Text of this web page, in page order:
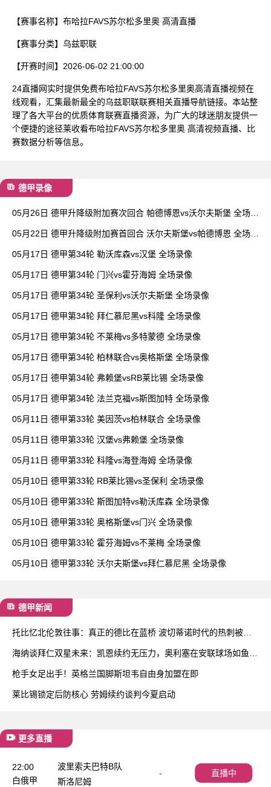
【赛事名称】 布哈拉FAVS苏尔松多里奥 高清直播
【赛事分类】 乌兹职联
【开赛时间】 2026-06-02 21:00:00
24直播网实时提供免费布哈拉FAVS苏尔松多里奥高清直播视频在
线观看，汇集最新最全的乌兹职联联赛相关直播导航链接。本站整
理了各大平台的优质体育联赛直播资源，为广大的球迷朋友提供一
个便捷的途径莱收看布哈拉FAVS苏尔松多里奥 高清视频直播、比
赛数据分析等信息。
德甲录像
05月26日 德甲升降级附加赛次回合 帕德博恩vs沃尔夫斯堡 全场录
05月22日 德甲升降级附加赛首回合 沃尔夫斯堡vs帕德博恩 全场录
05月17日 德甲第34轮 勒沃库森vs汉堡 全场录像
05月17日 德甲第34轮 门兴vs霍芬海姆 全场录像
05月17日 德甲第34轮 圣保利vs沃尔夫斯堡 全场录像
05月17日 德甲第34轮 拜仁慕尼黑vs科隆 全场录像
05月17日 德甲第34轮 不莱梅vs多特蒙德 全场录像
05月17日 德甲第34轮 柏林联合vs奥格斯堡 全场录像
05月17日 德甲第34轮 弗赖堡vsRB莱比锡 全场录像
05月17日 德甲第34轮 法兰克福vs斯图加特 全场录像
05月11日 德甲第33轮 美因茨vs柏林联合 全场录像
05月11日 德甲第33轮 汉堡vs弗赖堡 全场录像
05月11日 德甲第33轮 科隆vs海登海姆 全场录像
05月10日 德甲第33轮 RB莱比锡vs圣保利 全场录像
05月10日 德甲第33轮 斯图加特vs勒沃库森 全场录像
05月10日 德甲第33轮 奥格斯堡vs门兴 全场录像
05月10日 德甲第33轮 霍芬海姆vs不莱梅 全场录像
05月10日 德甲第33轮 沃尔夫斯堡vs拜仁慕尼黑 全场录像
德甲新闻
托比忆北伦敦往事：真正的德比在蓝桥 波切蒂诺时代的热刺被低
海纳谈拜仁双星未来：凯恩续约无压力，奥利塞在安联球场如鱼得
枪手女足出手！英格兰国脚斯坦韦自由身加盟在即
莱比锡锁定后防核心 劳姆续约谈判今夏启动
更多直播
22:00
白俄甲
波里索夫巴特B队
-
斯洛尼姆
直播中